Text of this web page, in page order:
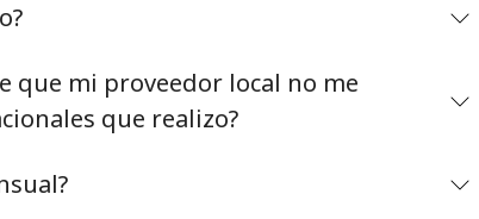
Al abrir una cuenta en este sitio web, estoy de
acuerdo con estos
que mi proveedor local no me
que realizo?